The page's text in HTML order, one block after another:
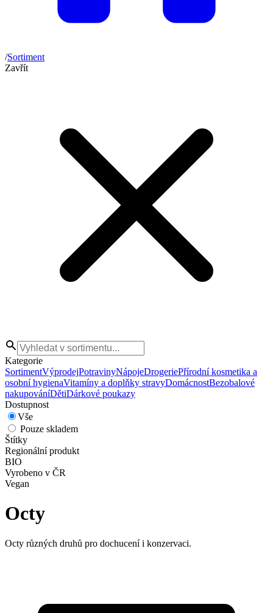
/Sortiment
Zavřít
Kategorie
SortimentVýprodejPotravinyNápojeDrogeriePřírodní kosmetika a
osobní hygienaVitamíny a doplňky stravyDomácnostBezobalové
nakupováníDětiDárkové poukazy
Dostupnost
Vše
Pouze skladem
Štítky
Regionální produkt
BIO
Vyrobeno v ČR
Vegan
Octy
Octy různých druhů pro dochucení i konzervaci.